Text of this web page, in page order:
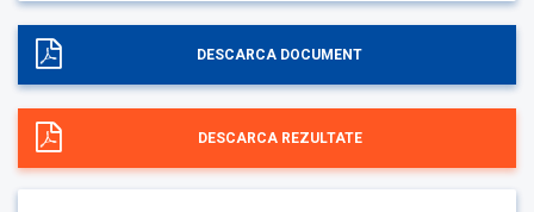
DESCARCA DOCUMENT
DESCARCA REZULTATE